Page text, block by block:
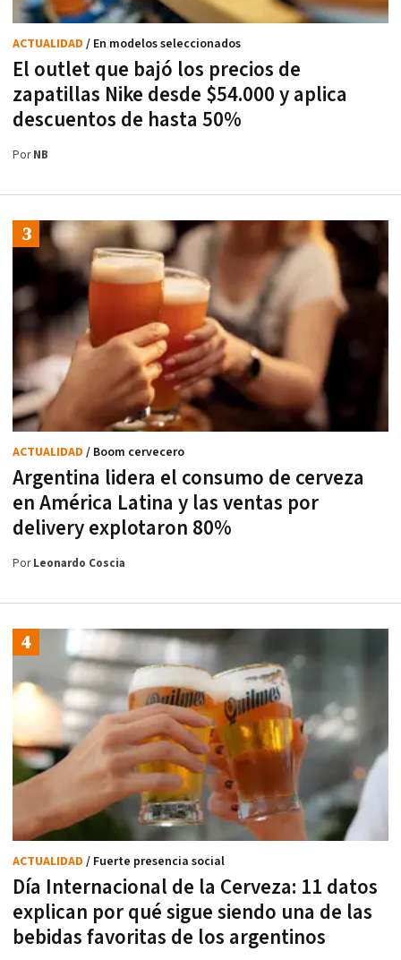
El outlet que bajó los precios de
zapatillas Nike desde $54.000 y aplica
descuentos de hasta 50%
ACTUALIDAD / En modelos seleccionados
PorNB
Argentina lidera el consumo de cerveza
en América Latina y las ventas por
delivery explotaron 80%
ACTUALIDAD / Boom cervecero
PorLeonardo Coscia
Día Internacional de la Cerveza: 11 datos
explican por qué sigue siendo una de las
bebidas favoritas de los argentinos
ACTUALIDAD / Fuerte presencia social